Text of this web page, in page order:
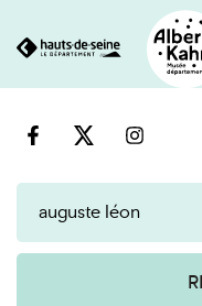
au
Cookies et traceurs